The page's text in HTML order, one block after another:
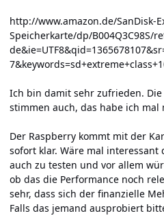
http://www.amazon.de/SanDisk-
Speicherkarte/dp/B004Q3C98S/
Ich bin damit sehr zufrieden.
stimmen auch, das habe ich mal
Der Raspberry kommt mit der
sofort klar. Wäre mal
auch zu testen und vor allem
ob das die Performance noch
sehr, dass sich der finanzielle
Falls das jemand ausprobiert